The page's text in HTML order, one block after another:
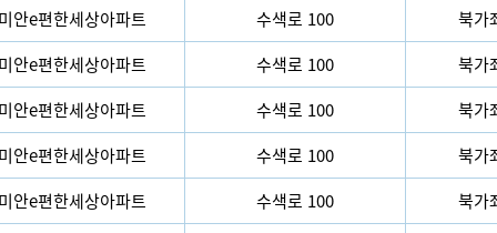
안e편한세상아파트
수색로 100
북가
안e편한세상아파트
수색로 100
북가
안e편한세상아파트
수색로 100
북가
안e편한세상아파트
수색로 100
북가
안e편한세상아파트
수색로 100
북가